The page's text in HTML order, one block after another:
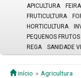
APICULTURA
FRUTICULTURA
HORTICULTURA
PEQUENOS FRUTOS
REGA
SANIDADE
início
Agricultura